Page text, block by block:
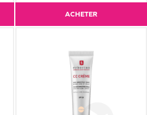
ACHETER